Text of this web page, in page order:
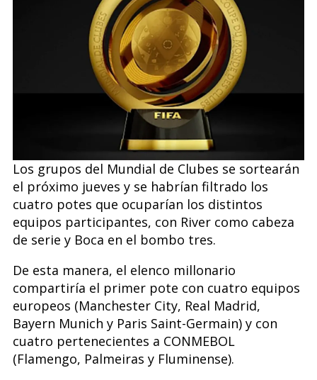
Los grupos del Mundial de Clubes se sortearán
el próximo jueves y se habrían filtrado los
cuatro potes que ocuparían los distintos
equipos participantes, con River como cabeza
de serie y Boca en el bombo tres.
De esta manera, el elenco millonario
compartiría el primer pote con cuatro equipos
europeos (Manchester City, Real Madrid,
Bayern Munich y Paris Saint-Germain) y con
cuatro pertenecientes a CONMEBOL
(Flamengo, Palmeiras y Fluminense).